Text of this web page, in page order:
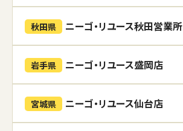
秋田県 ニーゴ・リユース秋田営業所
岩手県 ニーゴ・リユース盛岡店
宮城県 ニーゴ・リユース仙台店